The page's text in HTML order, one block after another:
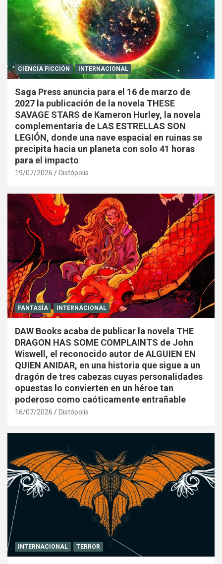
CIENCIA FICCIÓN INTERNACIONAL
Saga Press anuncia para el 16 de marzo de
2027 la publicación de la novela THESE
SAVAGE STARS de Kameron Hurley, la novela
complementaria de LAS ESTRELLAS SON
LEGIÓN, donde una nave espacial en ruinas se
precipita hacia un planeta con solo 41 horas
para el impacto
19/07/2026 Distópolis
FANTASÍA INTERNACIONAL
DAW Books acaba de publicar la novela THE
DRAGON HAS SOME COMPLAINTS de John
Wiswell, el reconocido autor de ALGUIEN EN
QUIEN ANIDAR, en una historia que sigue a un
dragón de tres cabezas cuyas personalidades
opuestas lo convierten en un héroe tan
poderoso como caóticamente entrañable
16/07/2026 Distópolis
INTERNACIONAL TERROR